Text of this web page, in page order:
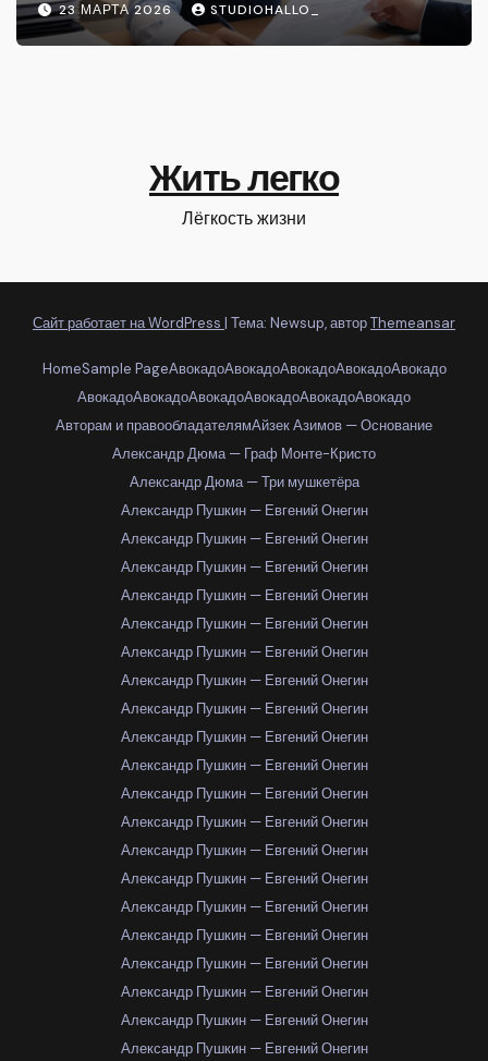
23 МАРТА 2026 STUDIOHALLO_
Жить легко
Лёгкость жизни
Сайт работает на WordPress | Тема: Newsup, авторThemeansar
HomeSample PageАвокадоАвокадоАвокадоАвокадоАвокадо
АвокадоАвокадоАвокадоАвокадоАвокадоАвокадо
Авторам и правообладателямАйзек Азимов — Основание
Александр Дюма — Граф Монте-Кристо
Александр Дюма — Три мушкетёра
Александр Пушкин — Евгений Онегин
Александр Пушкин — Евгений Онегин
Александр Пушкин — Евгений Онегин
Александр Пушкин — Евгений Онегин
Александр Пушкин — Евгений Онегин
Александр Пушкин — Евгений Онегин
Александр Пушкин — Евгений Онегин
Александр Пушкин — Евгений Онегин
Александр Пушкин — Евгений Онегин
Александр Пушкин — Евгений Онегин
Александр Пушкин — Евгений Онегин
Александр Пушкин — Евгений Онегин
Александр Пушкин — Евгений Онегин
Александр Пушкин — Евгений Онегин
Александр Пушкин — Евгений Онегин
Александр Пушкин — Евгений Онегин
Александр Пушкин — Евгений Онегин
Александр Пушкин — Евгений Онегин
Александр Пушкин — Евгений Онегин
Александр Пушкин — Евгений Онегин